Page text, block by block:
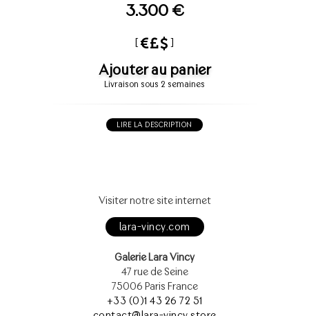
3.300 €
[ ]
Ajouter au panier
Livraison sous 2 semaines
LIRE LA DESCRIPTION
Visiter notre site internet
lara-vincy.com
Galerie Lara Vincy
47 rue de Seine
75006 Paris France
+33 (0)1 43 26 72 51